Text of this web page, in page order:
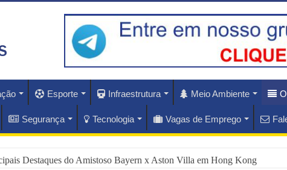
Esporte Infraestrutura Meio Ambiente
Segurança Tecnologia Vagas de Emprego
Destaques do Amistoso Bayern x Aston Villa em Hong Kong